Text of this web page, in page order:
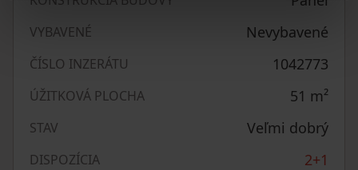
VYBAVENÉ Nevybavené
ČÍSLO INZERÁTU 1042773
ÚŽITKOVÁ PLOCHA 51 m²
STAV Veľmi dobrý
DISPOZÍCIA 2+1